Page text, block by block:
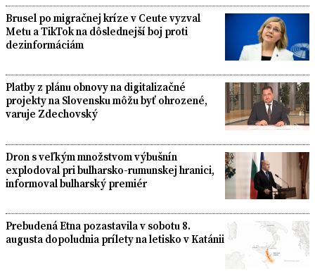
Brusel po migračnej kríze v Ceute vyzval
Metu a TikTok na dôslednejší boj proti
dezinformáciám
Platby z plánu obnovy na digitalizačné
projekty na Slovensku môžu byť ohrozené,
varuje Zdechovský
Dron s veľkým množstvom výbušnín
explodoval pri bulharsko-rumunskej hranici,
informoval bulharský premiér
Prebudená Etna pozastavila v sobotu 8.
augusta dopoludnia prílety na letisko v Katánii